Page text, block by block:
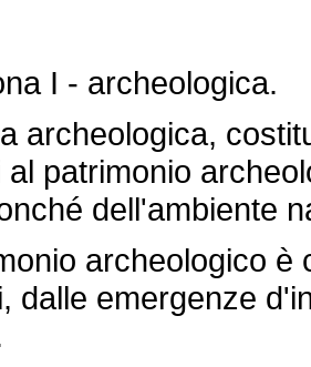
I - archeologica.
al patrimonio
dell'ambiente
archeologico è
dalle emergenze